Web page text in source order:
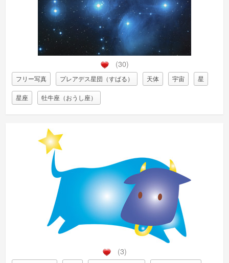
(30)
フリー写真 プレアデス星団（すばる） 天体 宇宙 星
星座 牡牛座（おうし座）
(3)